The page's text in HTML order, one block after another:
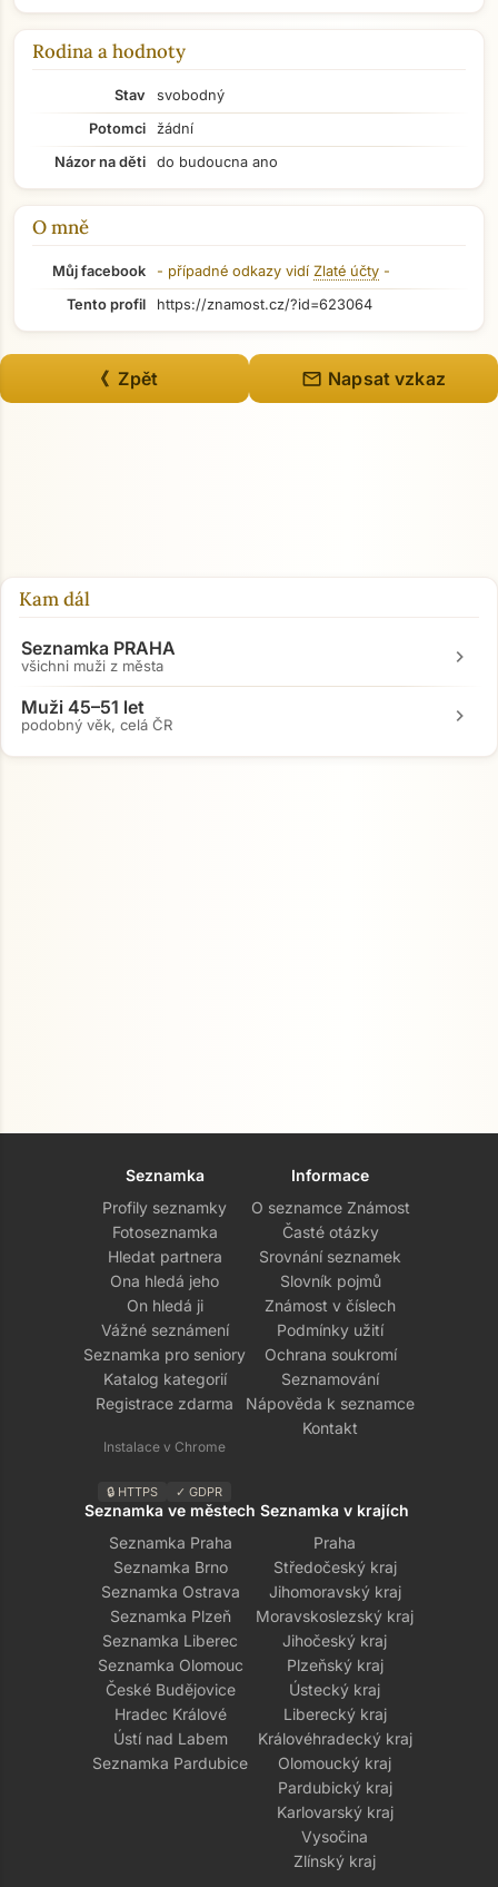
Rodina a hodnoty
Stav
svobodný
Potomci
žádní
Názor na děti
do budoucna ano
O mně
Můj facebook - případné odkazy vidí Zlaté účty -
Tento profil
https://znamost.cz/?id=623064
《 Zpět mail Napsat vzkaz
Kam dál
Seznamka PRAHA
všichni muži z města chevron_right
Muži 45–51 let
podobný věk, celá ČR chevron_right
Seznamka
Profily seznamky
Fotoseznamka
Hledat partnera
Ona hledá jeho
On hledá ji
Vážné seznámení
Seznamka pro seniory
Katalog kategorií
Registrace zdarma
Instalace v Chrome
🔒 HTTPS ✓ GDPR
Informace
O seznamce Známost
Časté otázky
Srovnání seznamek
Slovník pojmů
Známost v číslech
Podmínky užití
Ochrana soukromí
Seznamování
Nápověda k seznamce
Kontakt
Seznamka ve městech
Seznamka Praha
Seznamka Brno
Seznamka Ostrava
Seznamka Plzeň
Seznamka Liberec
Seznamka Olomouc
České Budějovice
Hradec Králové
Ústí nad Labem
Seznamka Pardubice
Seznamka v krajích
Praha
Středočeský kraj
Jihomoravský kraj
Moravskoslezský kraj
Jihočeský kraj
Plzeňský kraj
Ústecký kraj
Liberecký kraj
Královéhradecký kraj
Olomoucký kraj
Pardubický kraj
Karlovarský kraj
Vysočina
Zlínský kraj